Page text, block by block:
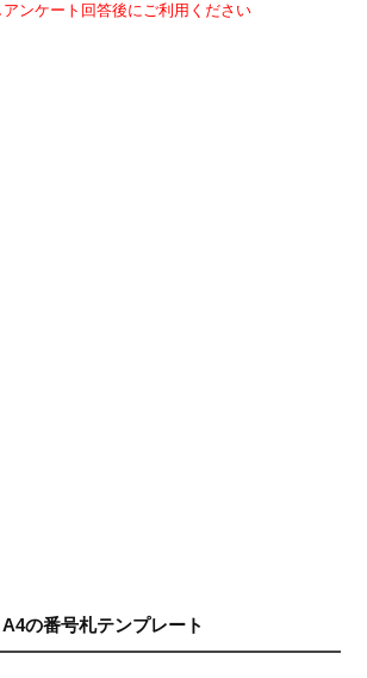
ンケート回答後にご利用ください
の番号札テンプレート